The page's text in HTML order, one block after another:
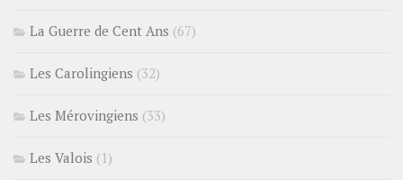
La Guerre de Cent Ans (67)
Les Carolingiens (32)
Les Mérovingiens (33)
Les Valois (1)